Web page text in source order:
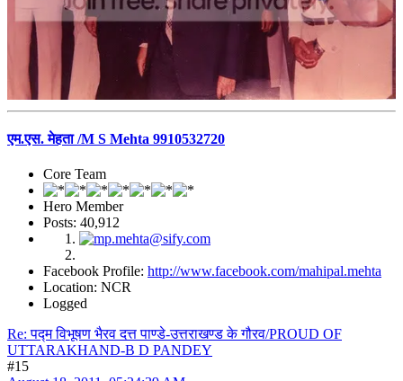
एम.एस. मेहता /M S Mehta 9910532720
Core Team
Hero Member
Posts: 40,912
Facebook Profile: http://www.facebook.com/mahipal.mehta
Location: NCR
Logged
Re: पद्म विभूषण भैरव दत्त पाण्डे-उत्तराखण्ड के गौरव/PROUD OF
UTTARAKHAND-B D PANDEY
#15